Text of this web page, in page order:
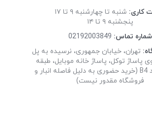
کاری: شنبه تا چهارشنبه ۹ تا ۱۷
پنجشنبه ۹ تا ۱۴
شماره تماس: 02192003849
تهران، خیابان جمهوری، نرسیده به پل
پاساژ توکل، پاساژ خانه موبایل، طبقه
منفی1، واحد B4 (خرید حضوری به دلیل فاصله انبار و
فروشگاه مقدور نیست)